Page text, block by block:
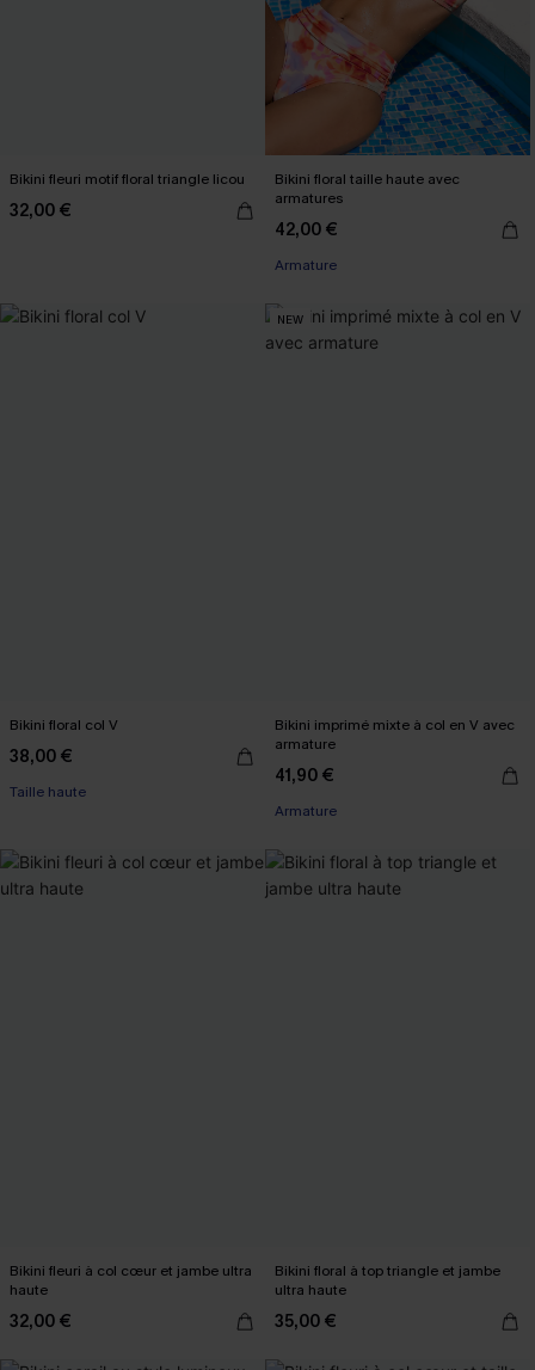
Bikini fleuri motif floral triangle licou
32,00 €
Bikini floral taille haute avec
armatures
42,00 €
Armature
Bikini floral col V
38,00 €
Taille haute
NEW
Bikini imprimé mixte à col en V avec
armature
41,90 €
Armature
Bikini fleuri à col cœur et jambe ultra
haute
32,00 €
Bikini floral à top triangle et jambe
ultra haute
35,00 €